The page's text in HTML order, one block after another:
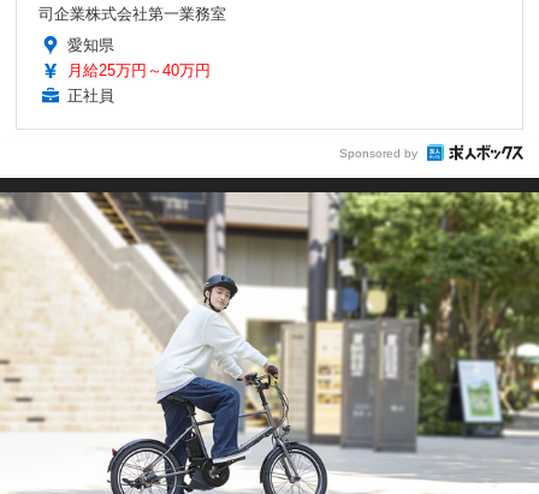
司企業株式会社第一業務室
愛知県
月給25万円～40万円
正社員
Sponsored by